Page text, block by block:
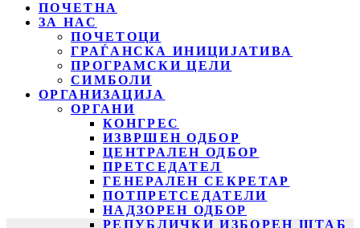
ПОЧЕТНА
ЗА НАС
ПОЧЕТОЦИ
ГРАЃАНСКА ИНИЦИЈАТИВА
ПРОГРАМСКИ ЦЕЛИ
СИМБОЛИ
ОРГАНИЗАЦИЈА
ОРГАНИ
КОНГРЕС
ИЗВРШЕН ОДБОР
ЦЕНТРАЛЕН ОДБОР
ПРЕТСЕДАТЕЛ
ГЕНЕРАЛЕН СЕКРЕТАР
ПОТПРЕТСЕДАТЕЛИ
НАДЗОРЕН ОДБОР
РЕПУБЛИЧКИ ИЗБОРЕН ШТАБ